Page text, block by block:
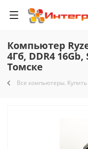
Компьютер
4Гб, DDR4
Томске
Все компьютеры.